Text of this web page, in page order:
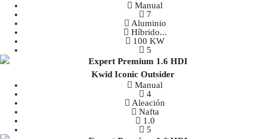
Manual
7
Aluminio
Híbrido...
100 KW
5
Kwid Iconic Outsider
Manual
4
Aleación
Nafta
1.0
5